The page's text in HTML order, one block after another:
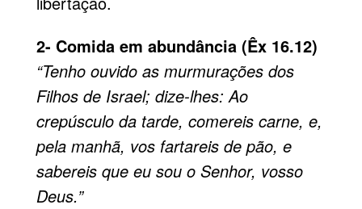
2- Comida em abundância (Êx 16.12)
“Tenho ouvido as murmurações dos
Filhos de Israel; dize-lhes: Ao
crepúsculo da tarde, comereis carne, e,
pela manhã, vos fartareis de pão, e
sabereis que eu sou o Senhor, vosso
Deus.”